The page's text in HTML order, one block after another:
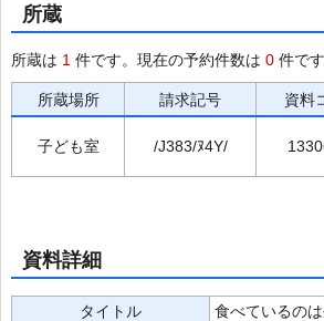
所蔵
所蔵は 1 件です。現在の予約件数は 0 件です
所蔵場所 請求記号 資料
子ども室 /J383/ﾇ4Y/
資料詳細
タイトル
食べているの